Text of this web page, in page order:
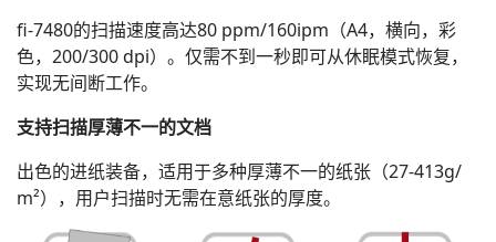
fi-7480的扫描速度高达80 ppm/160ipm（A4，横向，彩
色，200/300 dpi）。仅需不到一秒即可从休眠模式恢复，
实现无间断工作。
支持扫描厚薄不一的文档
出色的进纸装备，适用于多种厚薄不一的纸张（27-413g/
m²），用户扫描时无需在意纸张的厚度。